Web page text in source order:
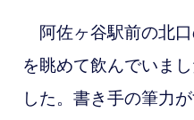
阿佐ヶ谷駅前の北
を眺めて飲んでいま
した。書き手の筆力